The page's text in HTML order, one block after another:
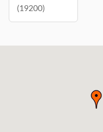
(19200)